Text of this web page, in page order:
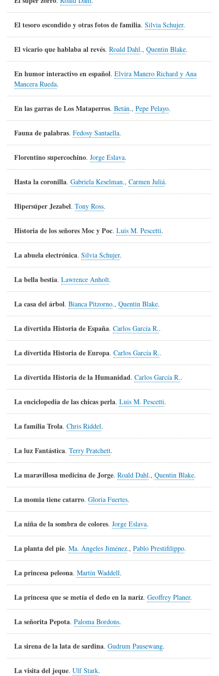
El tesoro escondido y otras fotos de familia. Silvia Schujer.
El vicario que hablaba al revés. Roald Dahl., Quentin Blake.
En humor interactivo en español. Elvira Manero Richard y Ana
Mancera Rueda.
En las garras de Los Mataperros. Betán., Pepe Pelayo.
Fauna de palabras. Fedosy Santaella.
Florentino supercochino. Jorge Eslava.
Hasta la coronilla. Gabriela Keselman., Carmen Juliá.
Hipersúper Jezabel. Tony Ross.
Historia de los señores Moc y Poc. Luis M. Pescetti.
La abuela electrónica. Silvia Schujer.
La bella bestia. Lawrence Anholt.
La casa del árbol. Bianca Pitzorno., Quentin Blake.
La divertida Historia de España. Carlos García R..
La divertida Historia de Europa. Carlos García R..
La divertida Historia de la Humanidad. Carlos García R..
La enciclopedia de las chicas perla. Luis M. Pescetti.
La familia Trola. Chris Riddel.
La luz Fantástica. Terry Pratchett.
La maravillosa medicina de Jorge. Roald Dahl., Quentin Blake.
La momia tiene catarro. Gloria Fuertes.
La niña de la sombra de colores. Jorge Eslava.
La planta del pie. Ma. Ángeles Jiménez., Pablo Prestifilippo.
La princesa peleona. Martín Waddell.
La princesa que se metía el dedo en la nariz. Geoffrey Planer.
La señorita Pepota. Paloma Bordons.
La sirena de la lata de sardina. Gudrum Pausewang.
La visita del jeque. Ulf Stark.